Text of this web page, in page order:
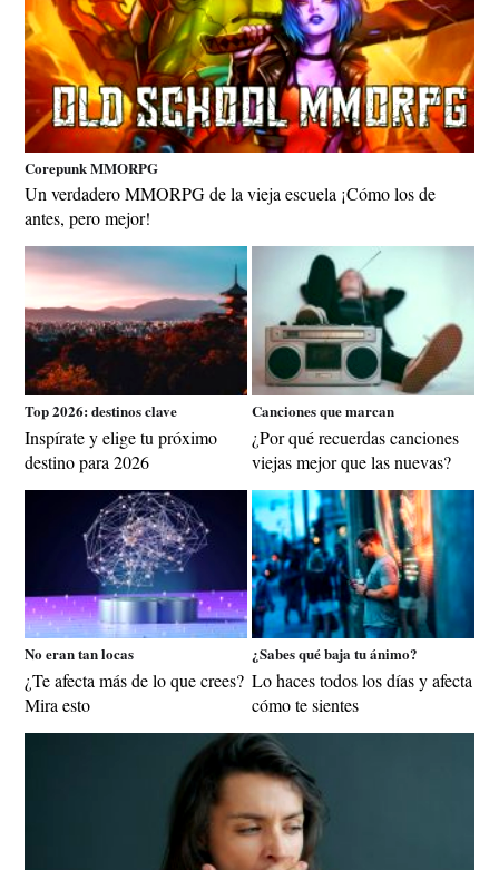
Corepunk MMORPG
Un verdadero MMORPG de la vieja escuela ¡Cómo los de
antes, pero mejor!
Top 2026: destinos clave
Inspírate y elige tu próximo
destino para 2026
Canciones que marcan
¿Por qué recuerdas canciones
viejas mejor que las nuevas?
No eran tan locas
¿Te afecta más de lo que crees?
Mira esto
¿Sabes qué baja tu ánimo?
Lo haces todos los días y afecta
cómo te sientes